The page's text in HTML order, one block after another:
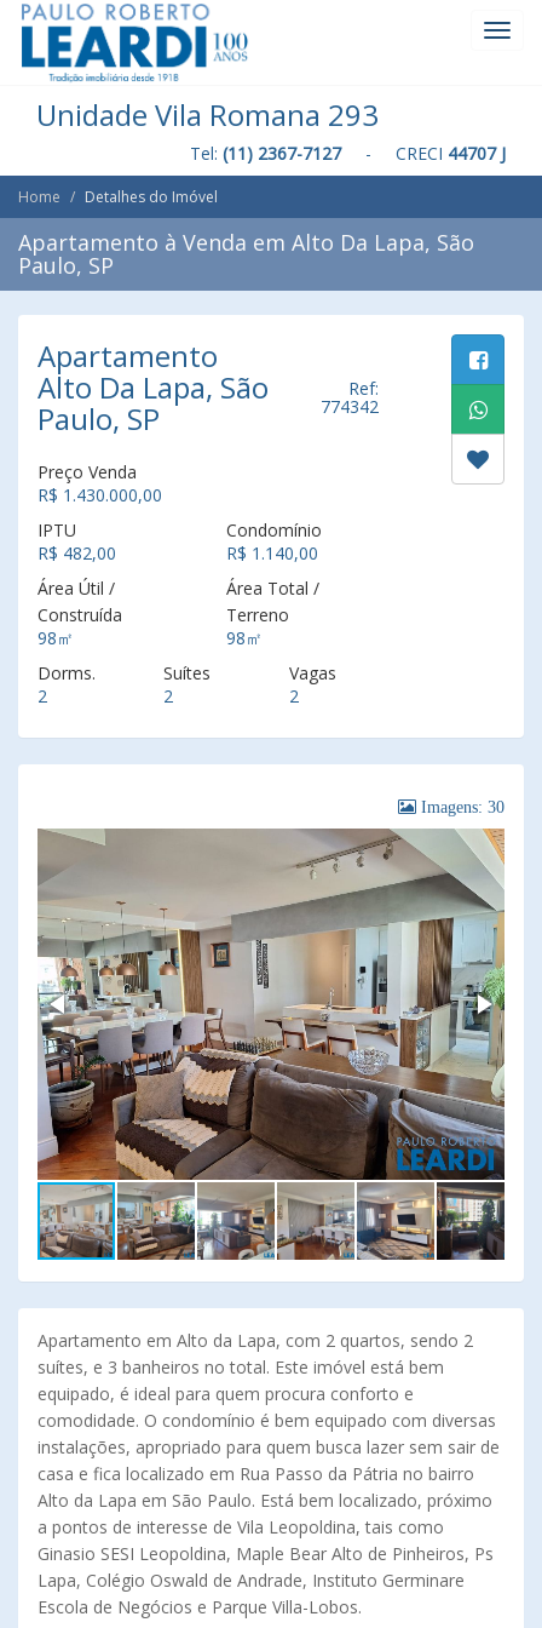
Unidade Vila Romana 293
Tel: (11) 2367-7127- CRECI 44707 J
Home Detalhes do Imóvel
Apartamento à Venda em Alto Da Lapa, São
Paulo, SP
Apartamento
Alto Da Lapa, São
Paulo, SP
Ref:
774342
Preço Venda
R$ 1.430.000,00
IPTU
R$ 482,00
Condomínio
R$ 1.140,00
Área Útil /
Construída
98㎡
Área Total /
Terreno
98㎡
Dorms.
2
Suítes
2
Vagas
2
Imagens: 30
Apartamento em Alto da Lapa, com 2 quartos, sendo 2
suítes, e 3 banheiros no total. Este imóvel está bem
equipado, é ideal para quem procura conforto e
comodidade. O condomínio é bem equipado com diversas
instalações, apropriado para quem busca lazer sem sair de
casa e fica localizado em Rua Passo da Pátria no bairro
Alto da Lapa em São Paulo. Está bem localizado, próximo
a pontos de interesse de Vila Leopoldina, tais como
Ginasio SESI Leopoldina, Maple Bear Alto de Pinheiros, Ps
Lapa, Colégio Oswald de Andrade, Instituto Germinare
Escola de Negócios e Parque Villa-Lobos.